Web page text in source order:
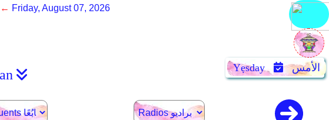
Friday, August 07, 2026
Yẹsday الأمس